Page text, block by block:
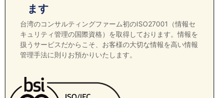
ます
台湾のコンサルティングファーム初のISO27001（情報セ
キュリティ管理の国際資格）を取得しております。情報を
扱うサービスだからこそ、お客様の大切な情報を高い情報
管理手法に則りお預かりいたします。